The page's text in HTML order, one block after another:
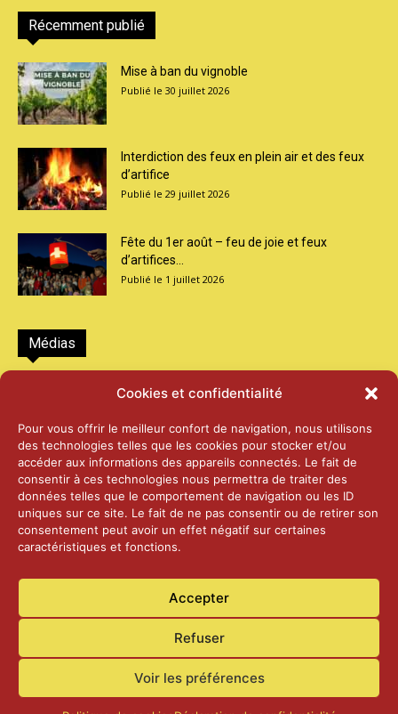
Cookies et confidentialité
Pour vous offrir le meilleur confort de navigation, nous utilisons
des technologies telles que les cookies pour stocker et/ou
accéder aux informations des appareils connectés. Le fait de
consentir à ces technologies nous permettra de traiter des
données telles que le comportement de navigation ou les ID
uniques sur ce site. Le fait de ne pas consentir ou de retirer son
consentement peut avoir un effet négatif sur certaines
caractéristiques et fonctions.
Accepter
Refuser
Voir les préférences
Récemment publié
Mise à ban du vignoble
30 juillet 2026
Interdiction des feux en plein air et des feux
d’artifice
29 juillet 2026
Fête du 1er août – feu de joie et feux
d’artifices...
1 juillet 2026
Médias
2026 – Laiterie d’Orsières et Abbaye de St-
25 juin 2026
2025 – Palais Fédéral – Berne
25 juin 2026
14 janvier 2025
Actualités Contact Confidentialité